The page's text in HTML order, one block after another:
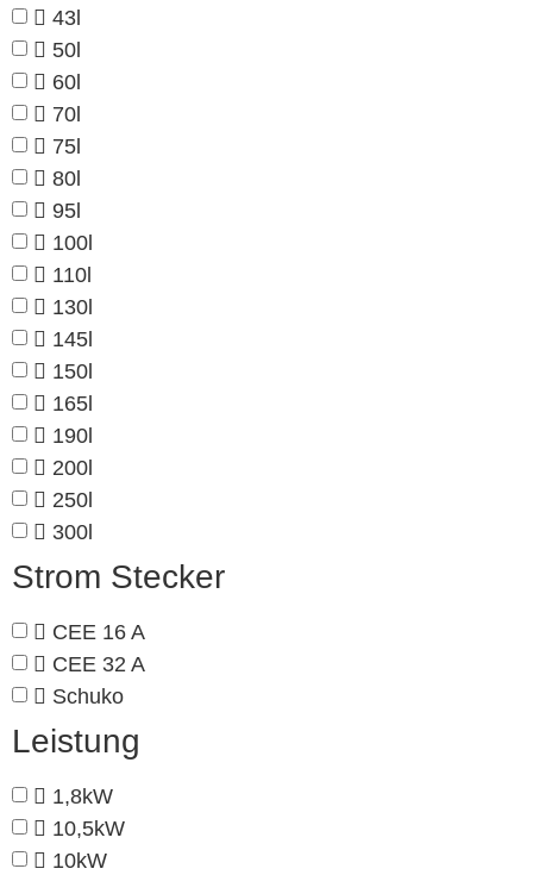
43l
50l
60l
70l
75l
80l
95l
100l
110l
130l
145l
150l
165l
190l
200l
250l
300l
Strom Stecker
CEE 16 A
CEE 32 A
Schuko
Leistung
1,8kW
10,5kW
10kW